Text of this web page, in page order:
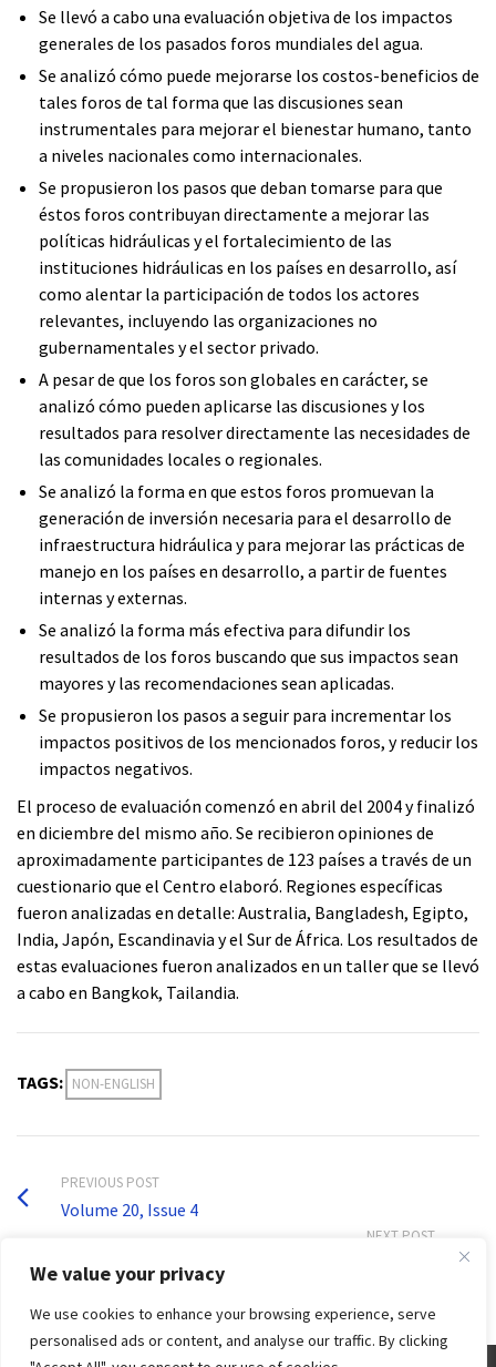
We value your privacy
We use cookies to enhance your browsing experience, serve
personalised ads or content, and analyse our traffic. By clicking
Se llevó a cabo una evaluación objetiva de los impactos
generales de los pasados foros mundiales del agua.
Se analizó cómo puede mejorarse los costos-beneficios de
tales foros de tal forma que las discusiones sean
instrumentales para mejorar el bienestar humano, tanto
a niveles nacionales como internacionales.
Se propusieron los pasos que deban tomarse para que
éstos foros contribuyan directamente a mejorar las
políticas hidráulicas y el fortalecimiento de las
instituciones hidráulicas en los países en desarrollo, así
como alentar la participación de todos los actores
relevantes, incluyendo las organizaciones no
gubernamentales y el sector privado.
A pesar de que los foros son globales en carácter, se
analizó cómo pueden aplicarse las discusiones y los
resultados para resolver directamente las necesidades de
las comunidades locales o regionales.
Se analizó la forma en que estos foros promuevan la
generación de inversión necesaria para el desarrollo de
infraestructura hidráulica y para mejorar las prácticas de
manejo en los países en desarrollo, a partir de fuentes
internas y externas.
Se analizó la forma más efectiva para difundir los
resultados de los foros buscando que sus impactos sean
mayores y las recomendaciones sean aplicadas.
Se propusieron los pasos a seguir para incrementar los
impactos positivos de los mencionados foros, y reducir los
impactos negativos.
El proceso de evaluación comenzó en abril del 2004 y finalizó
en diciembre del mismo año. Se recibieron opiniones de
aproximadamente participantes de 123 países a través de un
cuestionario que el Centro elaboró. Regiones específicas
fueron analizadas en detalle: Australia, Bangladesh, Egipto,
India, Japón, Escandinavia y el Sur de África. Los resultados de
estas evaluaciones fueron analizados en un taller que se llevó
a cabo en Bangkok, Tailandia.
TAGS: NON-ENGLISH
PREVIOUS POST
Volume 20, Issue 4
NEXT POST
Institutions for Water Management in Mexico